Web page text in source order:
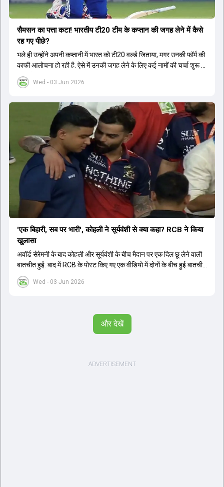
Wed - 03 Jun 2026
सैमसन का पत्ता कटा! भारतीय टी20 टीम के कप्तान की जगह लेने में कैसे
रह गए पीछे?
भले ही उन्होंने अपनी कप्तानी में भारत को टी20 वर्ल्ड जिताया, मगर उनकी फॉर्म की
काफी आलोचना हो रही है. ऐसे में उनकी जगह लेने के लिए कई नामों की चर्चा शुरू हो
चुकी है.
Wed - 03 Jun 2026
'एक बिहारी, सब पर भारी', कोहली ने सूर्यवंशी से क्या कहा? RCB ने किया
खुलासा
अवॉर्ड सेरेमनी के बाद कोहली और सूर्यवंशी के बीच मैदान पर एक दिल छू लेने वाली
बातचीत हुई. बाद में RCB के पोस्ट किए गए एक वीडियो में दोनों के बीच हुई बातचीत
का खुलासा हुआ.
और देखें